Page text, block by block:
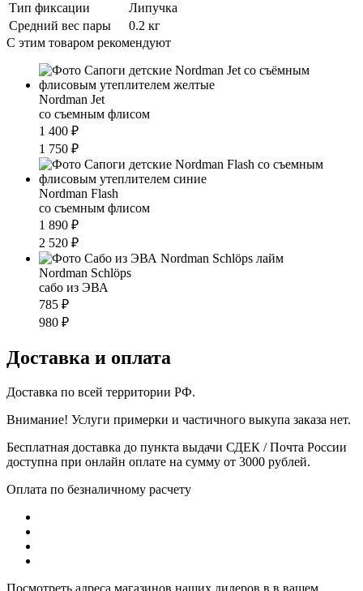
Тип фиксации
Липучка
Средний вес пары
0.2 кг
С этим товаром рекомендуют
Nordman Jet
со съемным флисом
1 400 ₽
1 750 ₽
Nordman Flash
cо съемным флисом
1 890 ₽
2 520 ₽
Nordman Schlöps
cабо из ЭВА
785 ₽
980 ₽
Доставка и оплата
Доставка по всей территории РФ.
Внимание! Услуги примерки и частичного выкупа заказа нет.
Бесплатная доставка до пункта выдачи СДЕК / Почта России
доступна при онлайн оплате на сумму от 3000 рублей.
Оплата по безналичному расчету
Посмотреть адреса магазинов наших дилеров в в вашем